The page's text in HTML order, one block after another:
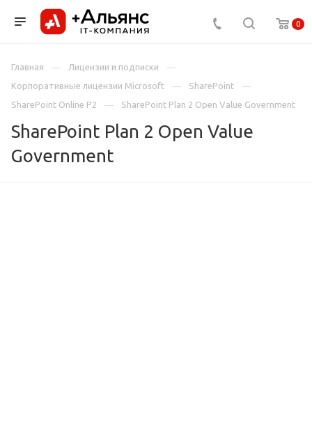
0
Главная
Лицензии и подписки
Корпоративные лицензии Microsoft
SharePoint
SharePoint Online P2
SharePoint Plan 2 Open Value Government
SharePoint Plan 2 Open Value
Government